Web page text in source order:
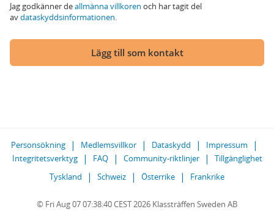
Jag godkänner deallmänna villkoren och har tagit del
avdataskyddsinformationen.
Lägg till som kontakt
Personsökning Medlemsvillkor Dataskydd
Impressum
Integritetsverktyg
FAQ Community-riktlinjer
Tillgänglighet
Tyskland
Schweiz Österrike Frankrike
© Fri Aug 07 07:38:40 CEST 2026 Klassträffen Sweden AB